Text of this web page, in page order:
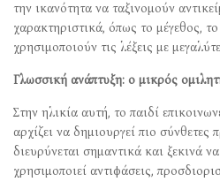
την ικανότητα να ταξινομούν
χαρακτηριστικά, όπως το μέγεθος,
χρησιμοποιούν τις λέξεις με
Γλωσσική ανάπτυξη: ο μικρός
Στην ηλικία αυτή, το παιδί
αρχίζει να δημιουργεί πιο σύνθετες
διευρύνεται σημαντικά και ξεκινά
χρησιμοποιεί αντιφάσεις,